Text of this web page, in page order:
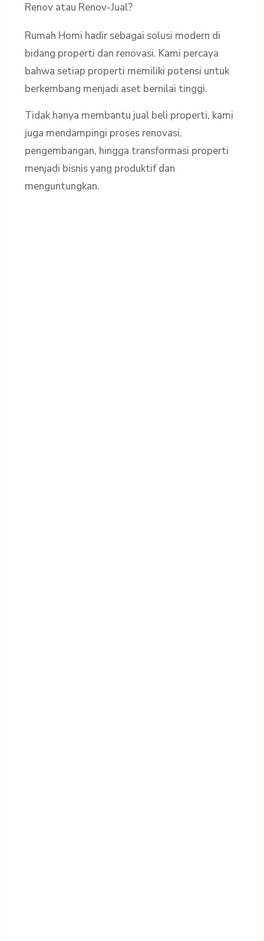
Renov atau Renov-Jual?
Rumah Homi hadir sebagai solusi modern di
bidang properti dan renovasi. Kami percaya
bahwa setiap properti memiliki potensi untuk
berkembang menjadi aset bernilai tinggi.
Tidak hanya membantu jual beli properti, kami
juga mendampingi proses renovasi,
pengembangan, hingga transformasi properti
menjadi bisnis yang produktif dan
menguntungkan.